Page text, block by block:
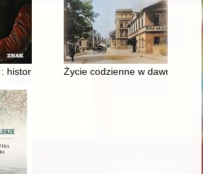
historie dawnych malarekŻycie codzienne w dawnym